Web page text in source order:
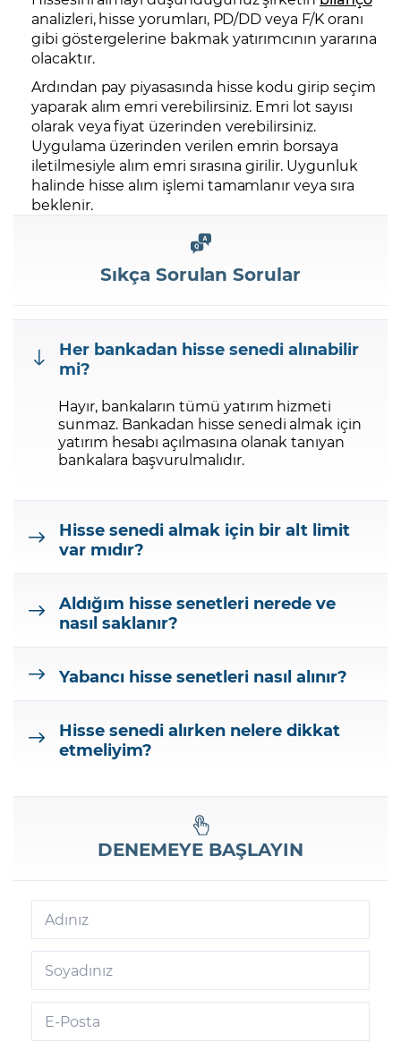
analizleri, hisse yorumları, PD/DD veya F/K oranı
gibi göstergelerine bakmak yatırımcının yararına
olacaktır.
Ardından pay piyasasında hisse kodu girip seçim
yaparak alım emri verebilirsiniz. Emri lot sayısı
olarak veya fiyat üzerinden verebilirsiniz.
Uygulama üzerinden verilen emrin borsaya
iletilmesiyle alım emri sırasına girilir. Uygunluk
halinde hisse alım işlemi tamamlanır veya sıra
beklenir.
Sıkça Sorulan Sorular
Her bankadan hisse senedi alınabilir
mi?
Hayır, bankaların tümü yatırım hizmeti
sunmaz. Bankadan hisse senedi almak için
yatırım hesabı açılmasına olanak tanıyan
bankalara başvurulmalıdır.
Hisse senedi almak için bir alt limit
var mıdır?
Aldığım hisse senetleri nerede ve
nasıl saklanır?
Yabancı hisse senetleri nasıl alınır?
Hisse senedi alırken nelere dikkat
etmeliyim?
DENEMEYE BAŞLAYIN
Adınız
Soyadınız
E-Posta